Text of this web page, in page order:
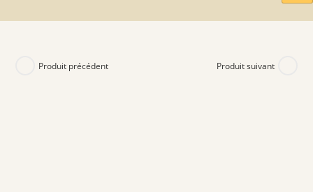
Produit précédent Produit suivant